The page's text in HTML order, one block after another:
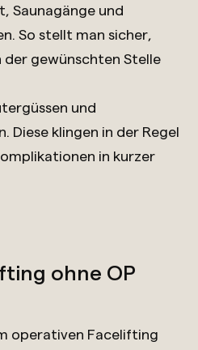
Saunagänge und
So stellt man sicher,
gewünschten Stelle
und
Diese klingen in der Regel
in kurzer
ohne OP
operativen Facelifting